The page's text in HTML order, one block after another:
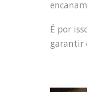
É por
garantir